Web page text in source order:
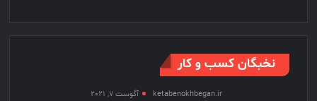
نخبگان کسب و کار
ketabenokhbegan.ir آگوست 7, 2021